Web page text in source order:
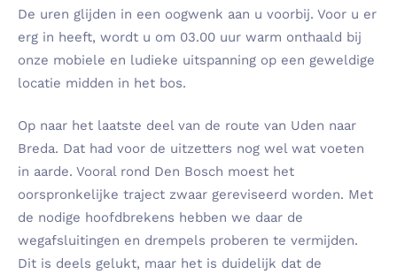
De uren glijden in een oogwenk aan u voorbij. Voor u er
erg in heeft, wordt u om 03.00 uur warm onthaald bij
onze mobiele en ludieke uitspanning op een geweldige
locatie midden in het bos.
Op naar het laatste deel van de route van Uden naar
Breda. Dat had voor de uitzetters nog wel wat voeten
in aarde. Vooral rond Den Bosch moest het
oorspronkelijke traject zwaar gereviseerd worden. Met
de nodige hoofdbrekens hebben we daar de
wegafsluitingen en drempels proberen te vermijden.
Dit is deels gelukt, maar het is duidelijk dat de